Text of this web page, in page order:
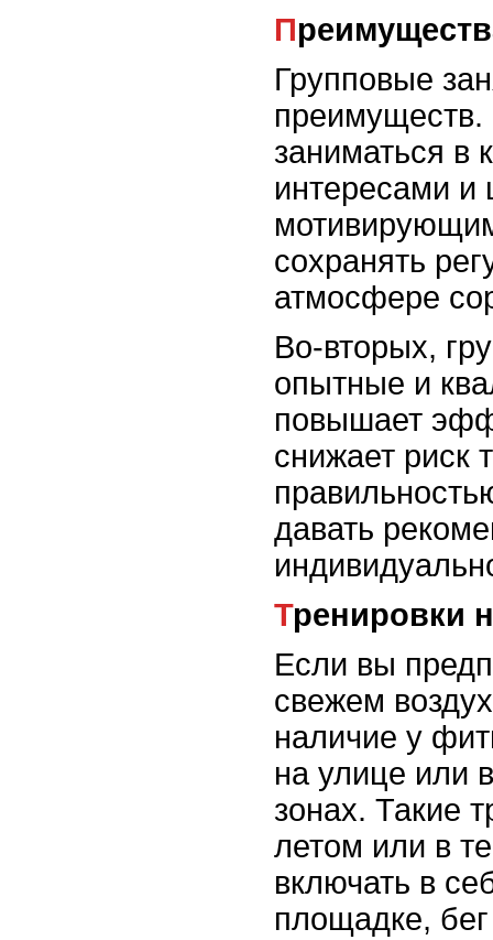
Групповые
преимуществ.
заниматься в
интересами и
сохранять
атмосфере
Во-вторых,
опытные и
повышает
снижает риск
давать
Тренировки
Если вы
свежем
наличие у
на улице или
зонах. Такие
летом или в
включать в
площадке,